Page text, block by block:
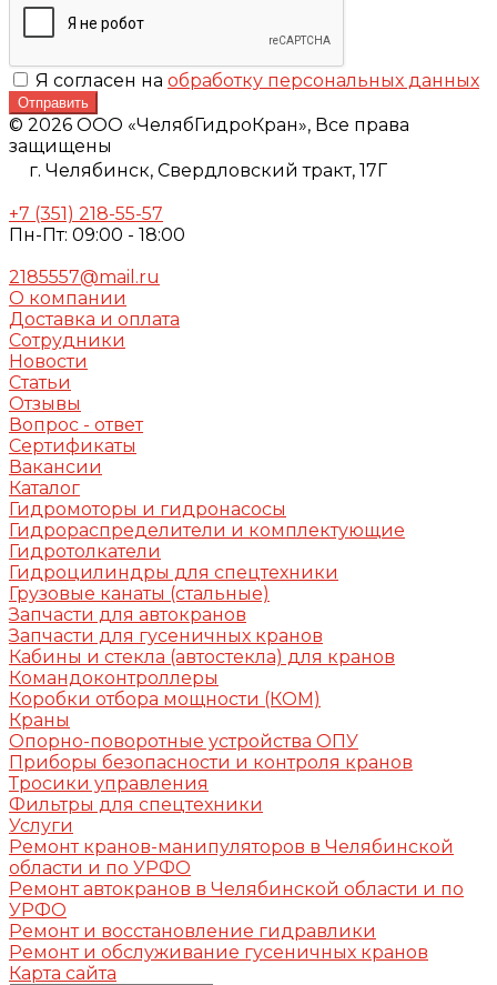
Я согласен на обработку персональных данных
Отправить
© 2026 ООО «ЧелябГидроКран», Все права
защищены
г. Челябинск, Свердловский тракт, 17Г
+7 (351) 218-55-57
Пн-Пт: 09:00 - 18:00
2185557@mail.ru
О компании
Доставка и оплата
Сотрудники
Новости
Статьи
Отзывы
Вопрос - ответ
Сертификаты
Вакансии
Каталог
Гидромоторы и гидронасосы
Гидрораспределители и комплектующие
Гидротолкатели
Гидроцилиндры для спецтехники
Грузовые канаты (стальные)
Запчасти для автокранов
Запчасти для гусеничных кранов
Кабины и стекла (автостекла) для кранов
Командоконтроллеры
Коробки отбора мощности (КОМ)
Краны
Опорно-поворотные устройства ОПУ
Приборы безопасности и контроля кранов
Тросики управления
Фильтры для спецтехники
Услуги
Ремонт кранов-манипуляторов в Челябинской
области и по УРФО
Ремонт автокранов в Челябинской области и по
УРФО
Ремонт и восстановление гидравлики
Ремонт и обслуживание гусеничных кранов
Карта сайта